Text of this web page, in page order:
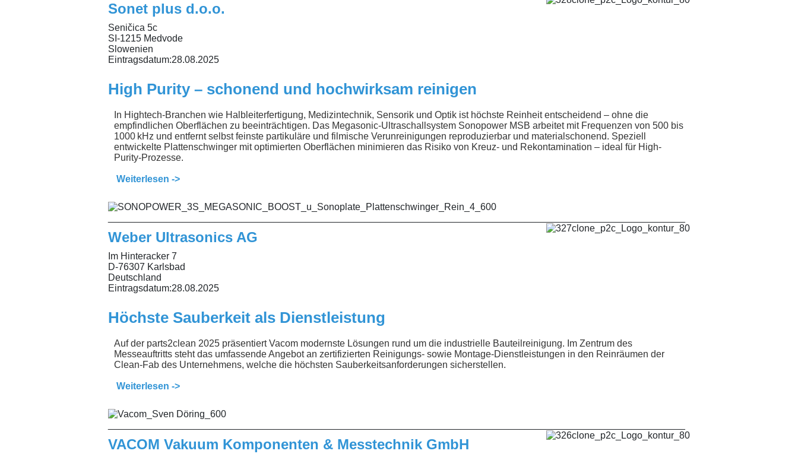
Sonet plus d.o.o.
Seničica 5c
SI-1215 Medvode
Slowenien
Eintragsdatum:28.08.2025
High Purity – schonend und hochwirksam reinigen
In Hightech-Branchen wie Halbleiterfertigung, Medizintechnik, Sensorik und Optik ist höchste Reinheit entscheidend – ohne die
empfindlichen Oberflächen zu beeinträchtigen. Das Megasonic-Ultraschallsystem Sonopower MSB arbeitet mit Frequenzen von 500 bis
1000 kHz und entfernt selbst feinste partikuläre und filmische Verunreinigungen reproduzierbar und materialschonend. Speziell
entwickelte Plattenschwinger mit optimierten Oberflächen minimieren das Risiko von Kreuz- und Rekontamination – ideal für High-
Purity-Prozesse.
Weiterlesen ->
Weber Ultrasonics AG
Im Hinteracker 7
D-76307 Karlsbad
Deutschland
Eintragsdatum:28.08.2025
Höchste Sauberkeit als Dienstleistung
Auf der parts2clean 2025 präsentiert Vacom modernste Lösungen rund um die industrielle Bauteilreinigung. Im Zentrum des
Messeauftritts steht das umfassende Angebot an zertifizierten Reinigungs- sowie Montage-Dienstleistungen in den Reinräumen der
Clean-Fab des Unternehmens, welche die höchsten Sauberkeitsanforderungen sicherstellen.
Weiterlesen ->
VACOM Vakuum Komponenten & Messtechnik GmbH